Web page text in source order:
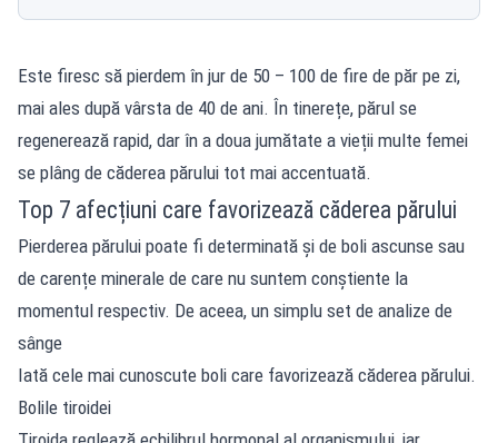
Este firesc să pierdem în jur de 50 – 100 de fire de păr pe zi,
mai ales după vârsta de 40 de ani. În tinerețe, părul se
regenerează rapid, dar în a doua jumătate a vieții multe femei
se plâng de căderea părului tot mai accentuată.
Top 7 afecțiuni care favorizează căderea părului
Pierderea părului poate fi determinată și de boli ascunse sau
de carențe minerale de care nu suntem conștiente la
momentul respectiv. De aceea, un simplu set de analize de
sânge
Iată cele mai cunoscute boli care favorizează căderea părului.
Bolile tiroidei